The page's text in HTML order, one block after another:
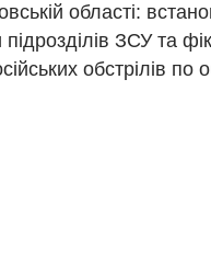
області:
ЗСУ та
обстрілів по